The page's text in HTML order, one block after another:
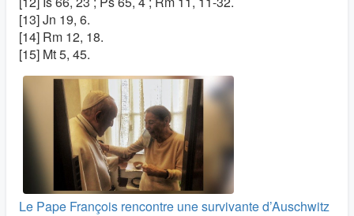
[13] Jn 19, 6.
[14] Rm 12, 18.
[15] Mt 5, 45.
Le Pape François rencontre une survivante d’Auschwitz